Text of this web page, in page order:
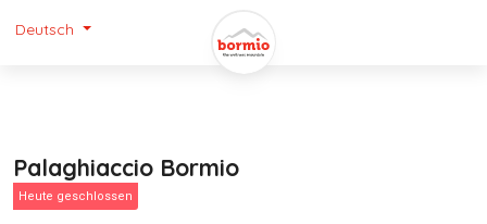
Deutsch
Palaghiaccio Bormio
Heute geschlossen